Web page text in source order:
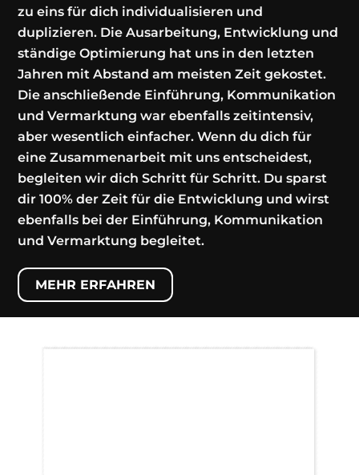
zu eins für dich individualisieren und
duplizieren. Die Ausarbeitung, Entwicklung und
ständige Optimierung hat uns in den letzten
Jahren mit Abstand am meisten Zeit gekostet.
Die anschließende Einführung, Kommunikation
und Vermarktung war ebenfalls zeitintensiv,
aber wesentlich einfacher. Wenn du dich für
eine Zusammenarbeit mit uns entscheidest,
begleiten wir dich Schritt für Schritt. Du sparst
dir 100% der Zeit für die Entwicklung und wirst
ebenfalls bei der Einführung, Kommunikation
und Vermarktung begleitet.
MEHR ERFAHREN